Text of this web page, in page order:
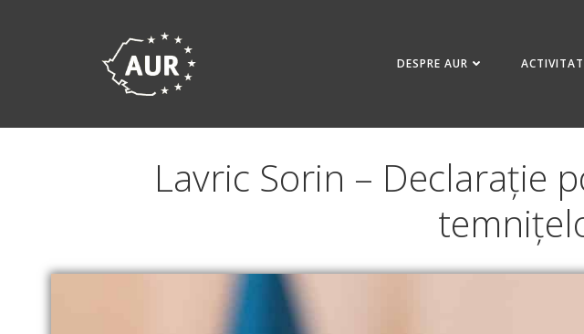
DESPRE AUR
Lavric Sorin – Declarație